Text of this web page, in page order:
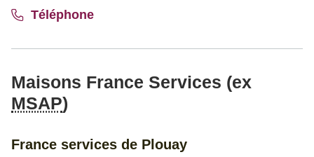
Téléphone
Maisons France Services (ex
MSAP)
France services de Plouay